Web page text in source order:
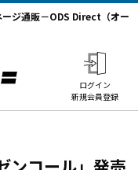
ジ通販－ODS Direct（オー
ログイン
新規会員登録